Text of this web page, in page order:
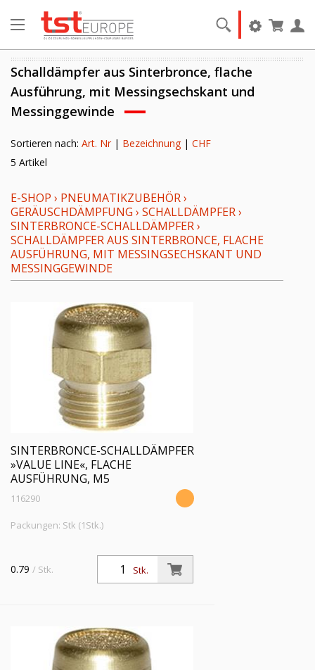
Schalldämpfer aus Sinterbronce, flache
Ausführung, mit Messingsechskant und
Messinggewinde
Sortieren nach: Art. Nr| Bezeichnung| CHF
5 Artikel
E-SHOP › PNEUMATIKZUBEHÖR›
GERÄUSCHDÄMPFUNG › SCHALLDÄMPFER›
SINTERBRONCE-SCHALLDÄMPFER›
SCHALLDÄMPFER AUS SINTERBRONCE, FLACHE
AUSFÜHRUNG, MIT MESSINGSECHSKANT UND
MESSINGGEWINDE
SINTERBRONCE-SCHALLDÄMPFER
»VALUE LINE«, FLACHE
AUSFÜHRUNG, M5
116290
Packungen: Stk (1Stk.)
Stk.
0.79 / Stk.